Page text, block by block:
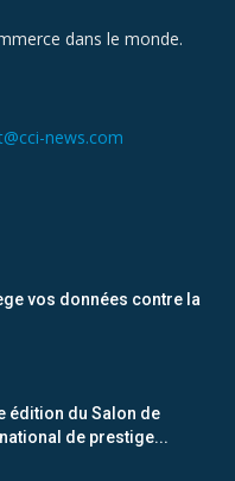
dans le monde.
news.com
vos données contre la
édition du Salon de
de prestige...